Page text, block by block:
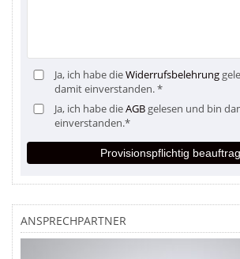
Ja, ich habe dieWiderrufsbelehrung
damit einverstanden. *
Ja, ich habe dieAGB gelesen und bin
einverstanden.*
Provisionspflichtig
ANSPRECHPARTNER